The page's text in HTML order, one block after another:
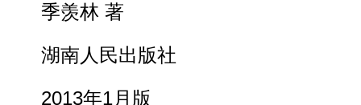
季羡林 著
湖南人民出版社
2013年1月版